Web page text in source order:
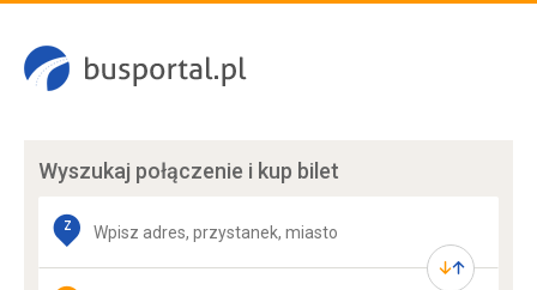
Wyszukaj połączenie i kup bilet
Z